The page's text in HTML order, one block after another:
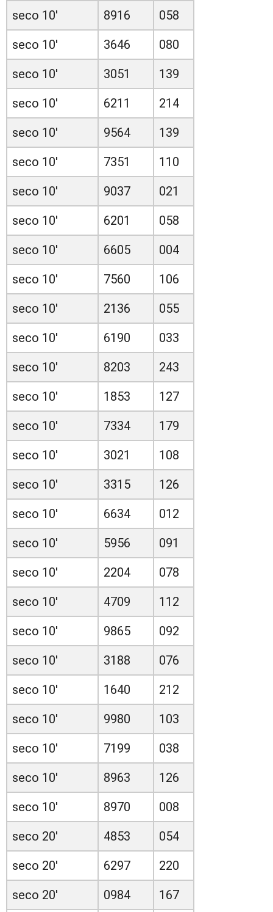
seco 10'
8916
058
seco 10'
3646
080
seco 10'
3051
139
seco 10'
6211
214
seco 10'
9564
139
seco 10'
7351
110
seco 10'
9037
021
seco 10'
6201
058
seco 10'
6605
004
seco 10'
7560
106
seco 10'
2136
055
seco 10'
6190
033
seco 10'
8203
243
seco 10'
1853
127
seco 10'
7334
179
seco 10'
3021
108
seco 10'
3315
126
seco 10'
6634
012
seco 10'
5956
091
seco 10'
2204
078
seco 10'
4709
112
seco 10'
9865
092
seco 10'
3188
076
seco 10'
1640
212
seco 10'
9980
103
seco 10'
7199
038
seco 10'
8963
126
seco 10'
8970
008
seco 20'
4853
054
seco 20'
6297
220
seco 20'
0984 167